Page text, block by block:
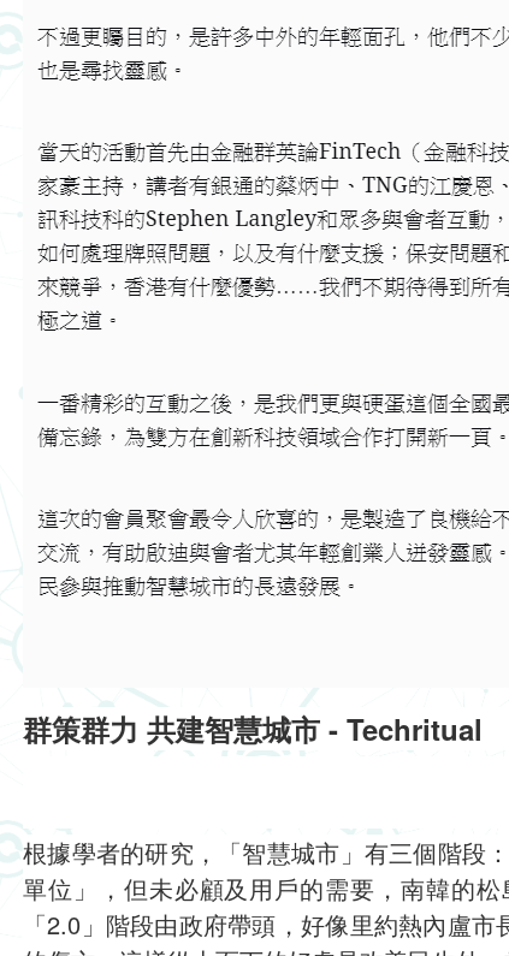
群策群力 共建智慧城市 - Techritual
根據學者的研究，「智慧城市」有三個階段
單位」，但未必顧及用戶的需要，南韓的
「2.0」階段由政府帶頭，好像里約熱內盧